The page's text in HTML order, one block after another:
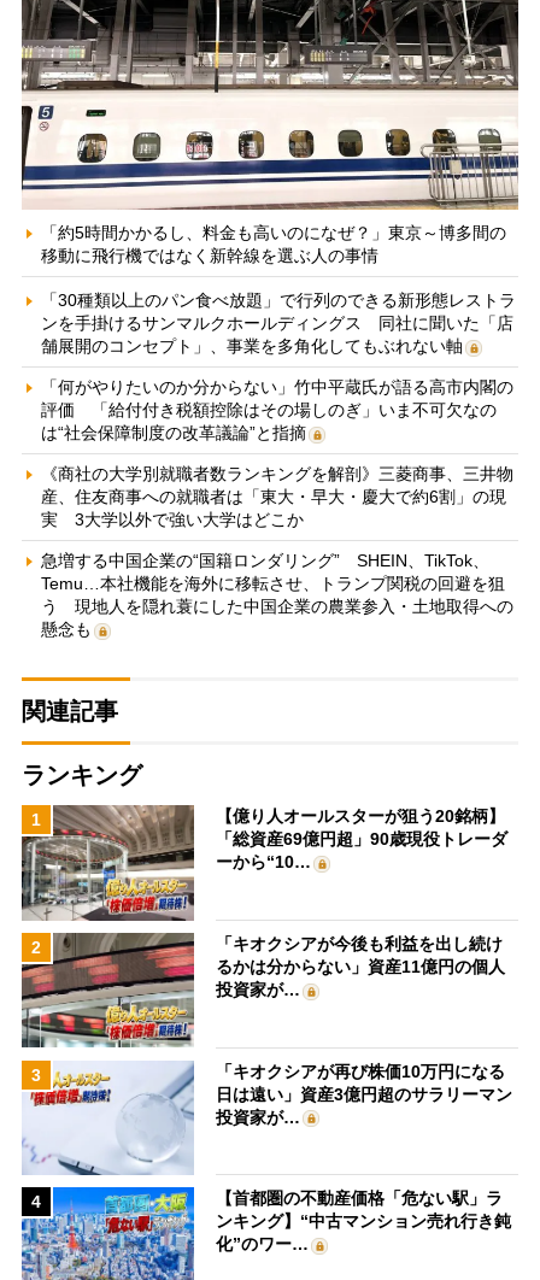
「約5時間かかるし、料金も高いのになぜ？」東京～博多間の
移動に飛行機ではなく新幹線を選ぶ人の事情
「30種類以上のパン食べ放題」で行列のできる新形態レストラ
ンを手掛けるサンマルクホールディングス 同社に聞いた「店
舗展開のコンセプト」、事業を多角化してもぶれない軸
「何がやりたいのか分からない」竹中平蔵氏が語る高市内閣の
評価 「給付付き税額控除はその場しのぎ」いま不可欠なの
は“社会保障制度の改革議論”と指摘
《商社の大学別就職者数ランキングを解剖》三菱商事、三井物
産、住友商事への就職者は「東大・早大・慶大で約6割」の現
実 3大学以外で強い大学はどこか
急増する中国企業の“国籍ロンダリング” SHEIN、TikTok、
Temu…本社機能を海外に移転させ、トランプ関税の回避を狙
う 現地人を隠れ蓑にした中国企業の農業参入・土地取得への
懸念も
関連記事
ランキング
1
【億り人オールスターが狙う20銘柄】
「総資産69億円超」90歳現役トレーダ
ーから“10…
2
「キオクシアが今後も利益を出し続け
るかは分からない」資産11億円の個人
投資家が…
3
「キオクシアが再び株価10万円になる
日は遠い」資産3億円超のサラリーマン
投資家が…
4
【首都圏の不動産価格「危ない駅」ラ
ンキング】“中古マンション売れ行き鈍
化”のワー…